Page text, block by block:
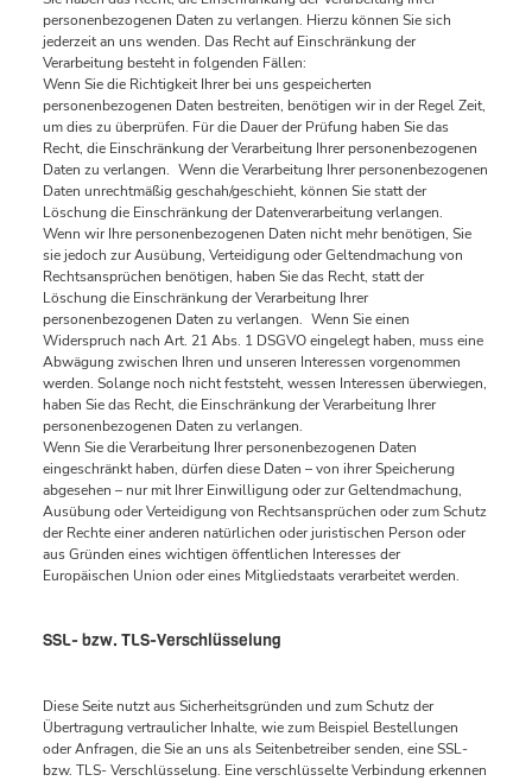
personenbezogenen Daten zu verlangen. Hierzu können Sie sich
jederzeit an uns wenden. Das Recht auf Einschränkung der
Verarbeitung besteht in folgenden Fällen:
Wenn Sie die Richtigkeit Ihrer bei uns gespeicherten
personenbezogenen Daten bestreiten, benötigen wir in der Regel Zeit,
um dies zu überprüfen. Für die Dauer der Prüfung haben Sie das
Recht, die Einschränkung der Verarbeitung Ihrer personenbezogenen
Daten zu verlangen. Wenn die Verarbeitung Ihrer personenbezogenen
Daten unrechtmäßig geschah/geschieht, können Sie statt der
Löschung die Einschränkung der Datenverarbeitung verlangen.
Wenn wir Ihre personenbezogenen Daten nicht mehr benötigen, Sie
sie jedoch zur Ausübung, Verteidigung oder Geltendmachung von
Rechtsansprüchen benötigen, haben Sie das Recht, statt der
Löschung die Einschränkung der Verarbeitung Ihrer
personenbezogenen Daten zu verlangen. Wenn Sie einen
Widerspruch nach Art. 21 Abs. 1 DSGVO eingelegt haben, muss eine
Abwägung zwischen Ihren und unseren Interessen vorgenommen
werden. Solange noch nicht feststeht, wessen Interessen überwiegen,
haben Sie das Recht, die Einschränkung der Verarbeitung Ihrer
personenbezogenen Daten zu verlangen.
Wenn Sie die Verarbeitung Ihrer personenbezogenen Daten
eingeschränkt haben, dürfen diese Daten – von ihrer Speicherung
abgesehen – nur mit Ihrer Einwilligung oder zur Geltendmachung,
Ausübung oder Verteidigung von Rechtsansprüchen oder zum Schutz
der Rechte einer anderen natürlichen oder juristischen Person oder
aus Gründen eines wichtigen öffentlichen Interesses der
Europäischen Union oder eines Mitgliedstaats verarbeitet werden.
SSL- bzw. TLS-Verschlüsselung
Diese Seite nutzt aus Sicherheitsgründen und zum Schutz der
Übertragung vertraulicher Inhalte, wie zum Beispiel Bestellungen
oder Anfragen, die Sie an uns als Seitenbetreiber senden, eine SSL-
bzw. TLS- Verschlüsselung. Eine verschlüsselte Verbindung erkennen